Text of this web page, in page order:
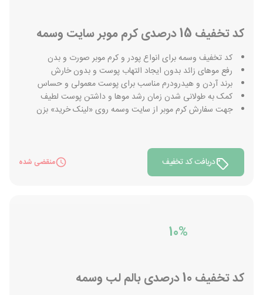
کد تخفیف 15 درصدی کرم موبر سایت وسمه
کد تخفیف وسمه برای انواع پودر و کرم موبر صورت و بدن
رفع موهای زائد بدون ایجاد التهاب پوست و بدون خارش
برند آردن و هیدرودرم مناسب برای پوست معمولی و حساس
کمک به طولانی شدن زمان رشد موها و داشتن پوست لطیف
جهت سفارش کرم موبر از سایت وسمه روی «لینک خرید» بزن
دریافت کد تخفیف منقضی شده
10%
کد تخفیف 10 درصدی بالم لب وسمه